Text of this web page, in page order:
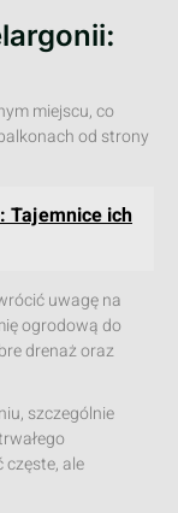
miejscu, co
od strony
Tajemnice ich
uwagę na
ogrodową do
drenaż oraz
szczególnie
ale